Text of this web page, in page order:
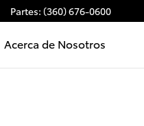
Partes: (360) 676-0600
Acerca de Nosotros